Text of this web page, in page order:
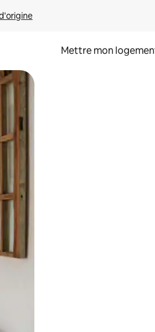
Mettre mon
glisser.